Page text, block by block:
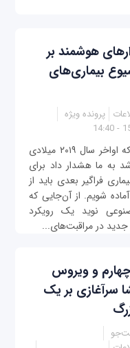
هوشمند بر
بیماری‌های
پرونده ویژه
کووید ۱۹ که اواخر سال ۲۰۱۹ میلادی
به ما هشدار داد برای
فراگیر بعدی باید از
شویم. از آن‌جایی که
نوید یک رویکرد
جدید در مراقبت‌های...
و ویروس
سرآغازی بر یک